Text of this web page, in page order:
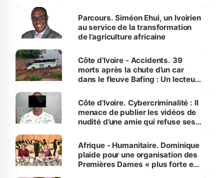
Parcours. Siméon Ehui, un Ivoirien
au service de la transformation
de l’agriculture africaine
Côte d’Ivoire - Accidents. 39
morts après la chute d’un car
dans le fleuve Bafing : Un lecteur
des Transports
Côte d'Ivoire. Cybercriminalité : Il
menace de publier les vidéos de
nudité d’une amie qui refuse ses
Afrique - Humanitaire. Dominique
plaide pour une organisation des
Premières Dames « plus forte et